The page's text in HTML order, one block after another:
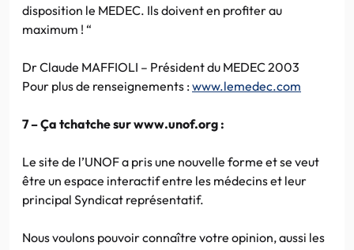
disposition le MEDEC. Ils doivent en profiter au
maximum ! “
Dr Claude MAFFIOLI – Président du MEDEC 2003
Pour plus de renseignements :www.lemedec.com
7 – Ça tchatche sur www.unof.org :
Le site de l’UNOF a pris une nouvelle forme et se veut
être un espace interactif entre les médecins et leur
principal Syndicat représentatif.
Nous voulons pouvoir connaître votre opinion, aussi les